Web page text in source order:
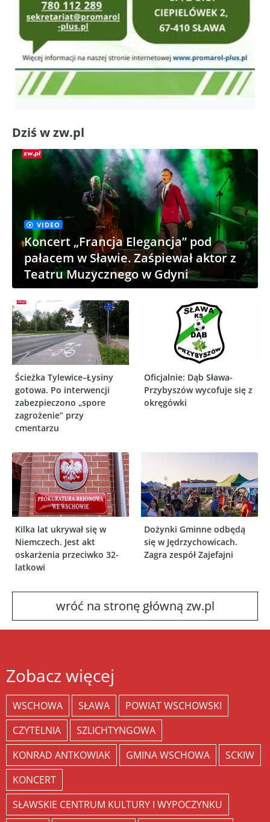
Dziś w zw.pl
VIDEO
Koncert „Francja Elegancja” pod
pałacem w Sławie. Zaśpiewał aktor z
Teatru Muzycznego w Gdyni
Ścieżka Tylewice–Łysiny
gotowa. Po interwencji
zabezpieczono „spore
zagrożenie” przy
cmentarzu
Oficjalnie: Dąb Sława-
Przybyszów wycofuje się z
okręgówki
Kilka lat ukrywał się w
Niemczech. Jest akt
oskarżenia przeciwko 32-
latkowi
Dożynki Gminne odbędą
się w Jędrzychowicach.
Zagra zespół Zajefajni
wróć na stronę główną zw.pl
Zobacz więcej
WSCHOWA SŁAWA
POWIAT WSCHOWSKI
CZYTELNIA
SZLICHTYNGOWA
KONRAD ANTKOWIAK
GMINA WSCHOWA
SCKIW
KONCERT
SŁAWSKIE CENTRUM KULTURY I WYPOCZYNKU